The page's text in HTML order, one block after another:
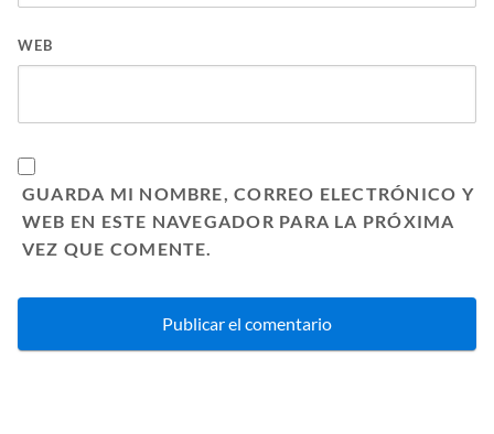
WEB
GUARDA MI NOMBRE, CORREO ELECTRÓNICO Y
WEB EN ESTE NAVEGADOR PARA LA PRÓXIMA
VEZ QUE COMENTE.